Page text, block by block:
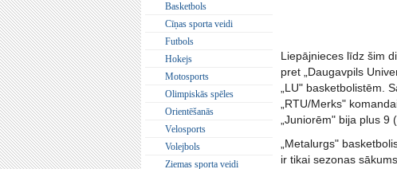
Basketbols
Cīņas sporta veidi
Futbols
Hokejs
Motosports
Olimpiskās spēles
Orientēšanās
Velosports
Volejbols
Ziemas sporta veidi
Liepājnieces līdz šim
pret „Daugavpils
„LU" basketbolistēm.
„RTU/Merks"
„Juniorēm" bija plus 9
„Metalurgs"
ir tikai sezonas